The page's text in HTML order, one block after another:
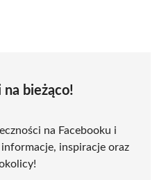
na bieżąco!
na Facebooku i
inspiracje oraz